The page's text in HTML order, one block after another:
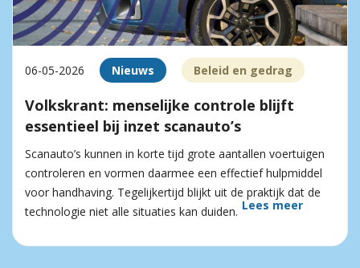
06-05-2026 Nieuws Beleid en gedrag
Volkskrant: menselijke controle blijft
essentieel bij inzet scanauto’s
Scanauto’s kunnen in korte tijd grote aantallen voertuigen
controleren en vormen daarmee een effectief hulpmiddel
voor handhaving. Tegelijkertijd blijkt uit de praktijk dat de
technologie niet alle situaties kan duiden. Lees meer